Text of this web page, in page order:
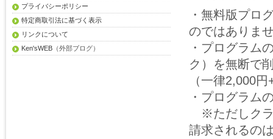
・無料版プロ
のではありま
・プログラム
ク）を無断で
（一律2,000
・プログラム
※ただしクラ
請求されるの
プライバシーポリシー
特定商取引法に基づく表示
リンクについて
Ken'sWEB （外部ブログ）